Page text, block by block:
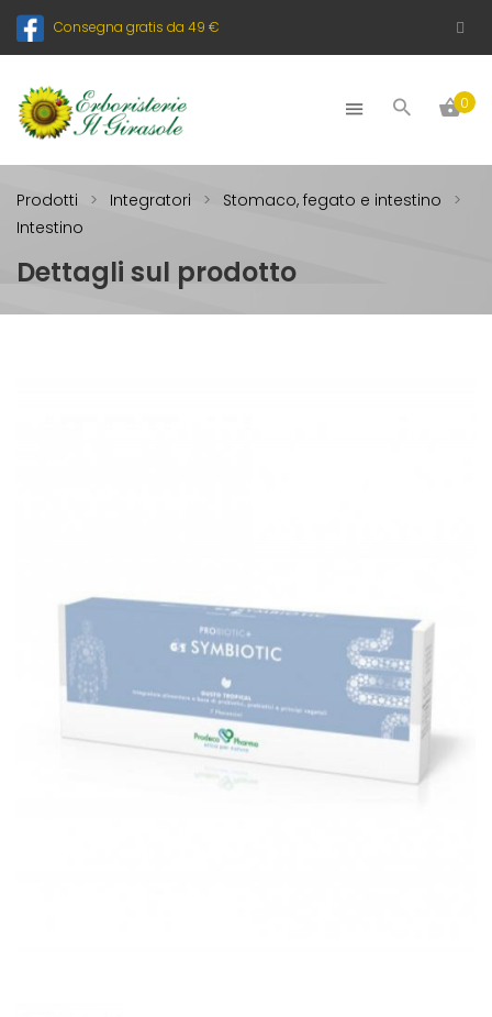
Consegna gratis da 49 €
0
Prodotti Integratori
Stomaco, fegato e intestino
Intestino
Dettagli sul prodotto